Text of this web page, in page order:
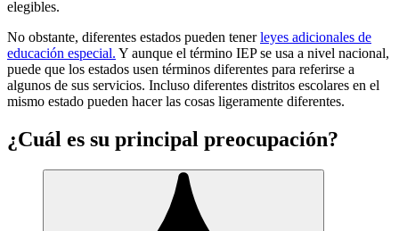
elegibles.
No obstante, diferentes estados pueden tenerleyes adicionales de
educación especial. Y aunque el término IEP se usa a nivel nacional,
puede que los estados usen términos diferentes para referirse a
algunos de sus servicios. Incluso diferentes distritos escolares en el
mismo estado pueden hacer las cosas ligeramente diferentes.
¿Cuál es su principal preocupación?